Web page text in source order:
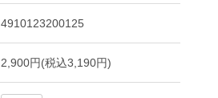
4910123200125
2,900円(税込3,190円)